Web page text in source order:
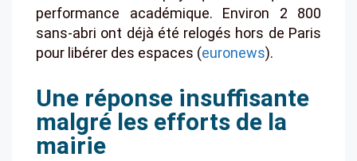
performance académique. Environ 2 800
sans-abri ont déjà été relogés hors de Paris
pour libérer des espaces (euronews).
Une réponse insuffisante
malgré les efforts de la
mairie